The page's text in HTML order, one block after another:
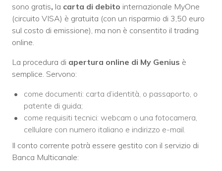
sono gratis, la carta di debito internazionale MyOne
(circuito VISA) è gratuita (con un risparmio di 3,50 euro
sul costo di emissione), ma non è consentito il trading
online.
La procedura di apertura online di My Genius è
semplice. Servono:
come documenti: carta d’identità, o passaporto, o
patente di guida;
come requisiti tecnici: webcam o una fotocamera,
cellulare con numero italiano e indirizzo e-mail.
Il conto corrente potrà essere gestito con il servizio di
Banca Multicanale: